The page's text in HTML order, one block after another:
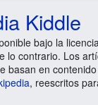
Kiddle
bajo la
lo contrario. Los
basan en
, reescritos